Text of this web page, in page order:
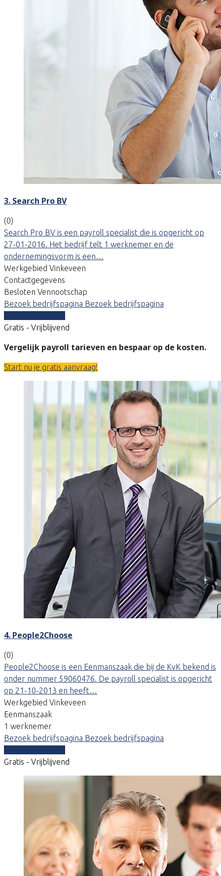
3. Search Pro BV
(0)
Search Pro BV is een payroll specialist die is opgericht op
27-01-2016. Het bedrijf telt 1 werknemer en de
ondernemingsvorm is een…
Werkgebied Vinkeveen
Contactgegevens
Besloten Vennootschap
Bezoek bedrijfspagina Bezoek bedrijfspagina
Gratis - Vrijblijvend
Vergelijk payroll tarieven en bespaar op de kosten.
Start nu je gratis aanvraag!
4. People2Choose
(0)
People2Choose is een Eenmanszaak die bij de KvK bekend is
onder nummer 59060476. De payroll specialist is opgericht
op 21-10-2013 en heeft…
Werkgebied Vinkeveen
Eenmanszaak
1 werknemer
Bezoek bedrijfspagina Bezoek bedrijfspagina
Gratis - Vrijblijvend